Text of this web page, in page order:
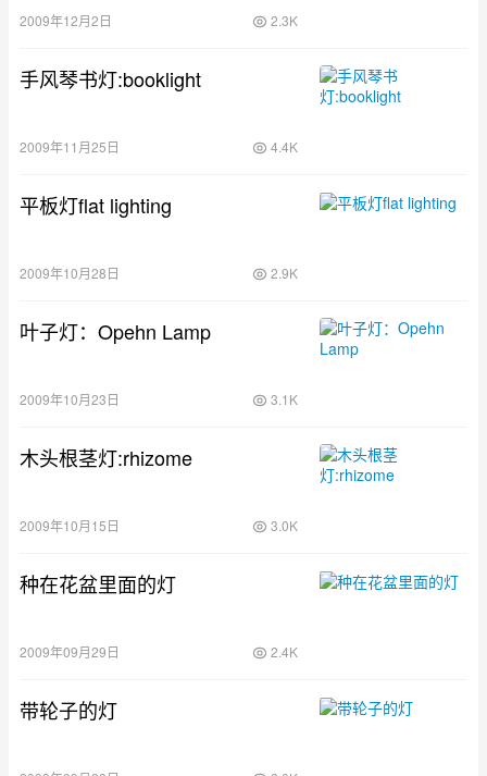
2009年12月2日 2.3K
手风琴书灯:booklight
2009年11月25日 4.4K
平板灯flat lighting
2009年10月28日 2.9K
叶子灯：Opehn Lamp
2009年10月23日 3.1K
木头根茎灯:rhizome
2009年10月15日 3.0K
种在花盆里面的灯
2009年09月29日 2.4K
带轮子的灯